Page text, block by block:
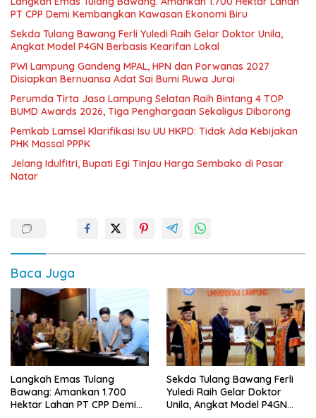
PT CPP Demi Kembangkan Kawasan Ekonomi Biru
Sekda Tulang Bawang Ferli Yuledi Raih Gelar Doktor Unila,
Angkat Model P4GN Berbasis Kearifan Lokal
PWI Lampung Gandeng MPAL, HPN dan Porwanas 2027
Disiapkan Bernuansa Adat Sai Bumi Ruwa Jurai
Perumda Tirta Jasa Lampung Selatan Raih Bintang 4 TOP
BUMD Awards 2026, Tiga Penghargaan Sekaligus Diborong
Pemkab Lamsel Klarifikasi Isu UU HKPD: Tidak Ada Kebijakan
PHK Massal PPPK
Jelang Idulfitri, Bupati Egi Tinjau Harga Sembako di Pasar
Natar
Baca Juga
Langkah Emas Tulang
Bawang: Amankan 1.700
Hektar Lahan PT CPP Demi
Sekda Tulang Bawang Ferli
Yuledi Raih Gelar Doktor
Unila, Angkat Model P4GN